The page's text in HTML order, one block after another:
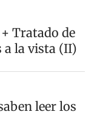
Tratado de
a la vista (II)
leer los